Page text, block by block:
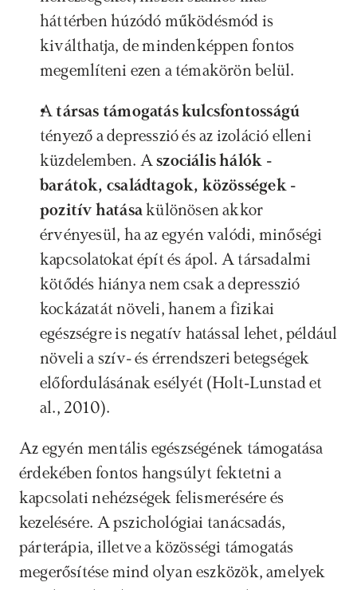
háttérben húzódó működésmód is
kiválthatja, de mindenképpen fontos
megemlíteni ezen a témakörön belül.
A társas támogatás kulcsfontosságú
tényező a depresszió és az izoláció elleni
küzdelemben. A szociális hálók -
barátok, családtagok, közösségek -
pozitív hatása különösen akkor
érvényesül, ha az egyén valódi, minőségi
kapcsolatokat épít és ápol. A társadalmi
kötődés hiánya nem csak a depresszió
kockázatát növeli, hanem a fizikai
egészségre is negatív hatással lehet, például
növeli a szív- és érrendszeri betegségek
előfordulásának esélyét (Holt-Lunstad et
al., 2010).
Az egyén mentális egészségének támogatása
érdekében fontos hangsúlyt fektetni a
kapcsolati nehézségek felismerésére és
kezelésére. A pszichológiai tanácsadás,
párterápia, illetve a közösségi támogatás
megerősítése mind olyan eszközök, amelyek